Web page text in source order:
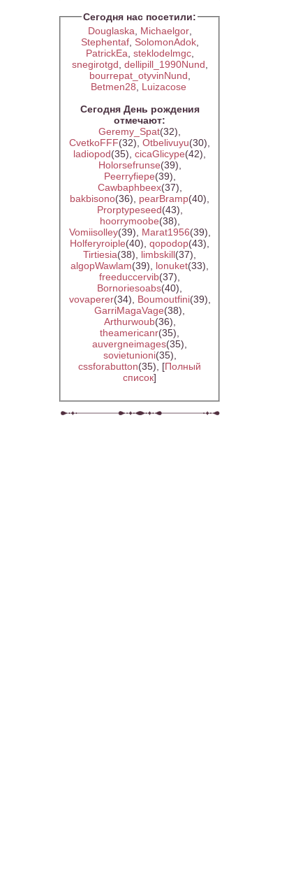
Сегодня нас посетили:
Douglaska, Michaelgor,
Stephentaf, SolomonAdok,
PatrickEa, steklodelmgc,
snegirotgd, dellipill_1990Nund,
bourrepat_otyvinNund,
Betmen28, Luizacose
Сегодня День рождения
отмечают:
Geremy_Spat(32),
CvetkoFFF(32), Otbelivuyu(30),
ladiopod(35), cicaGlicype(42),
Holorsefrunse(39),
Peerryfiepe(39),
Cawbaphbeex(37),
bakbisono(36), pearBramp(40),
Prorptypeseed(43),
hoorrymoobe(38),
Vomiisolley(39), Marat1956(39),
Holferyroiple(40), qopodop(43),
Tirtiesia(38), limbskill(37),
algopWawlam(39), lonuket(33),
freeduccervib(37),
Bornoriesoabs(40),
vovaperer(34), Boumoutfini(39),
GarriMagaVage(38),
Arthurwoub(36),
theamericanr(35),
auvergneimages(35),
sovietunioni(35),
cssforabutton(35), [Полный
список]